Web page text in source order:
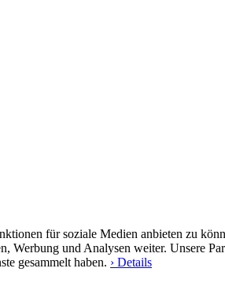
für soziale Medien anbieten zu
Werbung und Analysen weiter. Unsere
gesammelt haben. › Details